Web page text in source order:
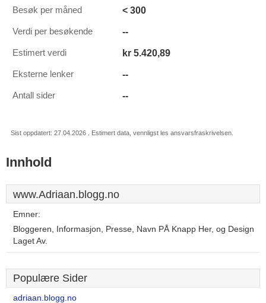
Besøk per måned < 300
Verdi per besøkende --
Estimert verdi kr 5.420,89
Eksterne lenker --
Antall sider --
Sist oppdatert: 27.04.2026 . Estimert data, vennligst les ansvarsfraskrivelsen.
Innhold
www.Adriaan.blogg.no
Emner:
Bloggeren, Informasjon, Presse, Navn PÅ Knapp Her, og Design
Laget Av.
Populære Sider
adriaan.blogg.no